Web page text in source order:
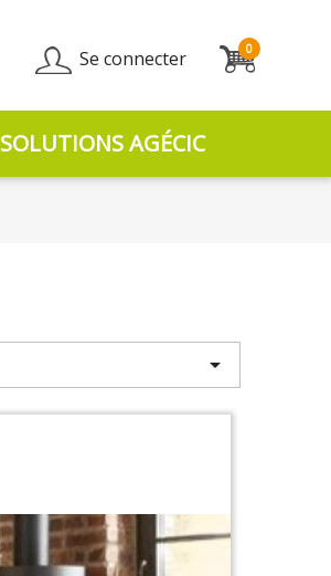
Se connecter 0
SOLUTIONS AGÉCIC
